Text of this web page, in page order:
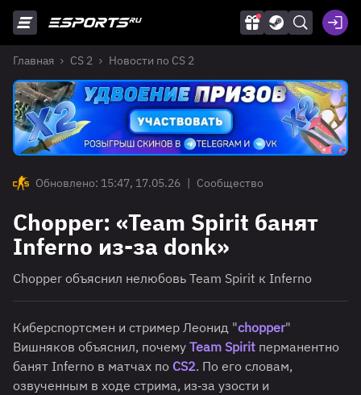
Главная CS 2 Новости по CS 2
Обновлено: 15:47, 17.05.26 | Сообщество
Chopper: «Team Spirit банят
Inferno из-за donk»
Chopper объяснил нелюбовь Team Spirit к Inferno
Киберспортсмен и стример Леонид "chopper"
Вишняков объяснил, почему Team Spirit перманентно
банят Inferno в матчах по CS2. По его словам,
озвученным в ходе стрима, из‑за узости и